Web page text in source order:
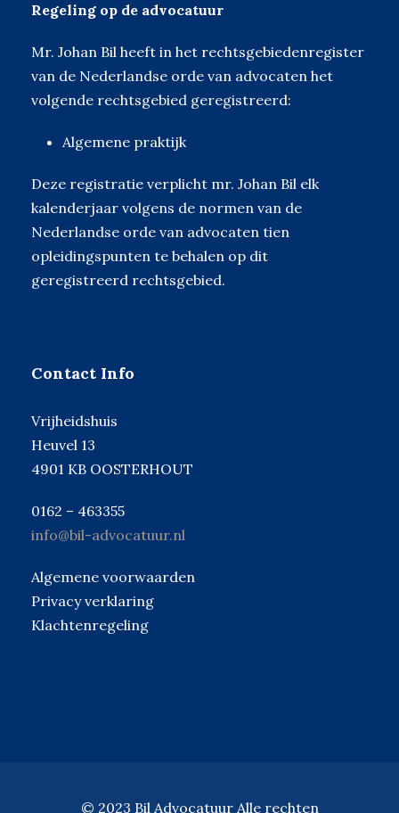
Regeling op de advocatuur
Mr. Johan Bil heeft in het rechtsgebiedenregister
van de Nederlandse orde van advocaten het
volgende rechtsgebied geregistreerd:
Algemene praktijk
Deze registratie verplicht mr. Johan Bil elk
kalenderjaar volgens de normen van de
Nederlandse orde van advocaten tien
opleidingspunten te behalen op dit
geregistreerd rechtsgebied.
Contact Info
Vrijheidshuis
Heuvel 13
4901 KB OOSTERHOUT
0162 – 463355
info@bil-advocatuur.nl
Algemene voorwaarden
Privacy verklaring
Klachtenregeling
© 2023 Bil Advocatuur Alle rechten